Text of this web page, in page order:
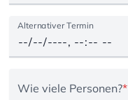
Alternativer Termin
Wie viele Personen?*